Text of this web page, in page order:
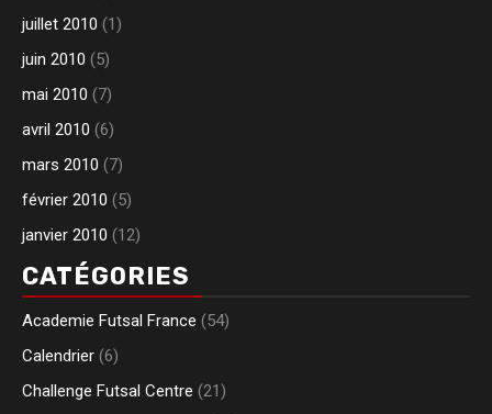
juillet 2010 (1)
juin 2010 (5)
mai 2010 (7)
avril 2010 (6)
mars 2010 (7)
février 2010 (5)
janvier 2010 (12)
CATÉGORIES
Academie Futsal France (54)
Calendrier (6)
Challenge Futsal Centre (21)